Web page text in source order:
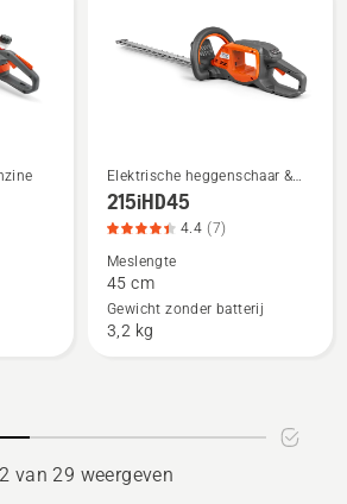
Bekijk
meer
details
over
215iHD45,
productbeoordeling
Elektrische heggenschaar &
heggenschaar op batterijen
215iHD45
4.4 (7)
Meslengte
45 cm
Gewicht zonder batterij
3,2 kg
van 29 weergeven